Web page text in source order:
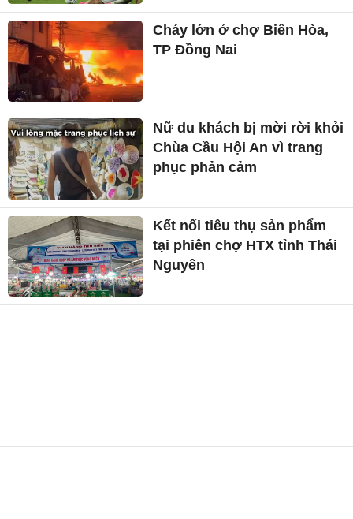
Cháy lớn ở chợ Biên Hòa,
TP Đồng Nai
Nữ du khách bị mời rời khỏi
Chùa Cầu Hội An vì trang
phục phản cảm
Kết nối tiêu thụ sản phẩm
tại phiên chợ HTX tỉnh Thái
Nguyên